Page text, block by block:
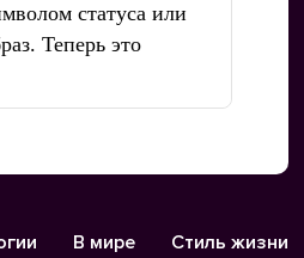
статуса или
Теперь это
В мире Стиль жизни